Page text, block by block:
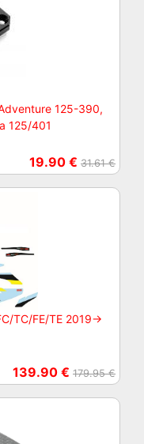
125-390,
125/401
19.90 € 31.61 €
TC/FE/TE 2019->
139.90 € 179.95 €